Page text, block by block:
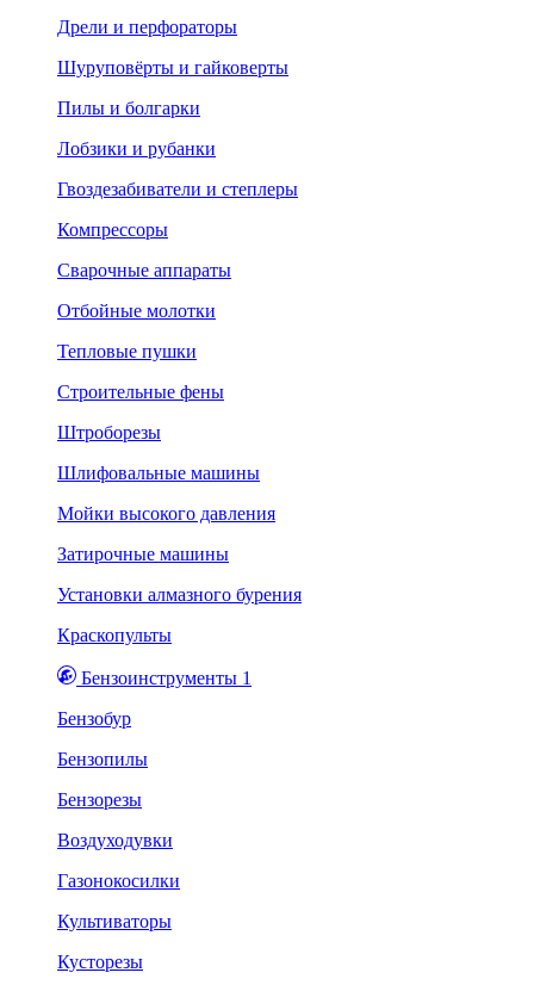
Дрели и перфораторы
Шуруповёрты и гайковерты
Пилы и болгарки
Лобзики и рубанки
Гвоздезабиватели и степлеры
Компрессоры
Сварочные аппараты
Отбойные молотки
Тепловые пушки
Строительные фены
Штроборезы
Шлифовальные машины
Мойки высокого давления
Затирочные машины
Установки алмазного бурения
Краскопульты
Бензоинструменты 1
Бензобур
Бензопилы
Бензорезы
Воздуходувки
Газонокосилки
Культиваторы
Кусторезы